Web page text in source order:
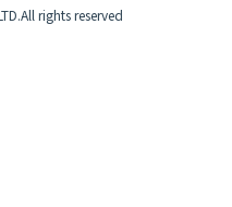
rights reserved